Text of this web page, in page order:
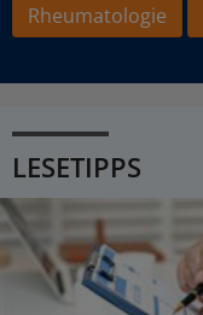
Rheumatologie
LESETIPPS